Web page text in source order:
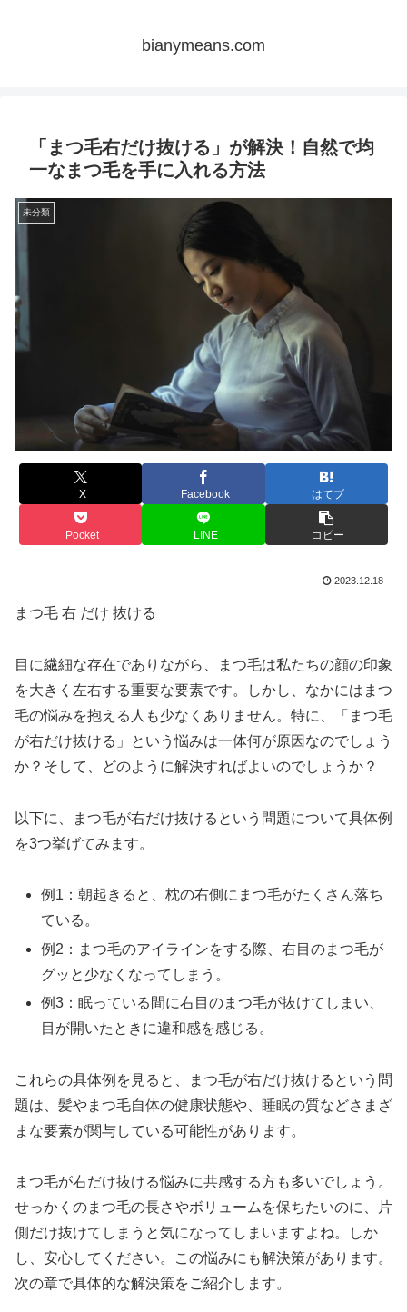
bianymeans.com
「まつ毛右だけ抜ける」が解決！自然で均
一なまつ毛を手に入れる方法
未分類
X Facebook はてブ
Pocket LINE コピー
2023.12.18
まつ毛 右 だけ 抜ける
目に繊細な存在でありながら、まつ毛は私たちの顔の印象
を大きく左右する重要な要素です。しかし、なかにはまつ
毛の悩みを抱える人も少なくありません。特に、「まつ毛
が右だけ抜ける」という悩みは一体何が原因なのでしょう
か？そして、どのように解決すればよいのでしょうか？
以下に、まつ毛が右だけ抜けるという問題について具体例
を3つ挙げてみます。
例1：朝起きると、枕の右側にまつ毛がたくさん落ち
ている。
例2：まつ毛のアイラインをする際、右目のまつ毛が
グッと少なくなってしまう。
例3：眠っている間に右目のまつ毛が抜けてしまい、
目が開いたときに違和感を感じる。
これらの具体例を見ると、まつ毛が右だけ抜けるという問
題は、髪やまつ毛自体の健康状態や、睡眠の質などさまざ
まな要素が関与している可能性があります。
まつ毛が右だけ抜ける悩みに共感する方も多いでしょう。
せっかくのまつ毛の長さやボリュームを保ちたいのに、片
側だけ抜けてしまうと気になってしまいますよね。しか
し、安心してください。この悩みにも解決策があります。
次の章で具体的な解決策をご紹介します。